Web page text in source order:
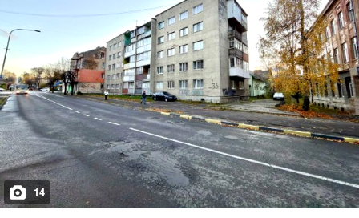
транспорту. Уся необхідна інфраструктура — в пішій
доступності. * Затишна квартира в центрі міста з гаражем та
земельною ділянкою — хороший варіант для проживання.
14